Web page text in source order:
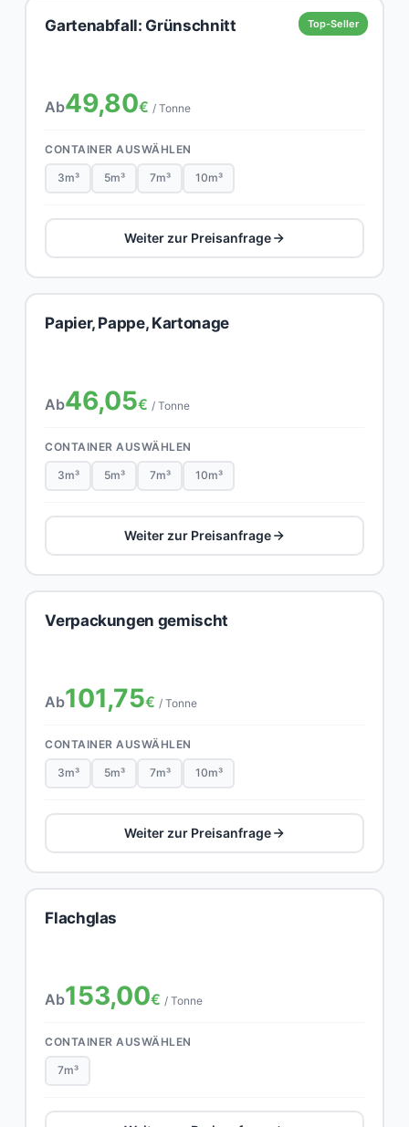
Top-Seller
Gartenabfall: Grünschnitt
Ab49,80€ / Tonne
CONTAINER AUSWÄHLEN
3m³ 5m³ 7m³ 10m³
Weiter zur Preisanfrage
Papier, Pappe, Kartonage
Ab46,05€ / Tonne
CONTAINER AUSWÄHLEN
3m³ 5m³ 7m³ 10m³
Weiter zur Preisanfrage
Verpackungen gemischt
Ab101,75€ / Tonne
CONTAINER AUSWÄHLEN
3m³ 5m³ 7m³ 10m³
Weiter zur Preisanfrage
Flachglas
Ab153,00€ / Tonne
CONTAINER AUSWÄHLEN
7m³